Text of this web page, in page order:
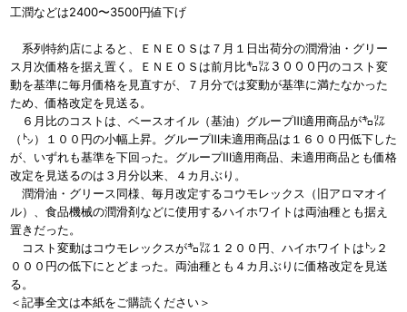
工潤などは2400〜3500円値下げ
系列特約店によると、ＥＮＥＯＳは７月１日出荷分の潤滑油・グリー
ス月次価格を据え置く。ＥＮＥＯＳは前月比㌔㍑３０００円のコスト変
動を基準に毎月価格を見直すが、７月分では変動が基準に満たなかった
ため、価格改定を見送る。
６月比のコストは、ベースオイル（基油）グループⅢ適用商品が㌔㍑
（㌧）１００円の小幅上昇。グループⅢ未適用商品は１６００円低下した
が、いずれも基準を下回った。グループⅢ適用商品、未適用商品とも価格
改定を見送るのは３月分以来、４カ月ぶり。
潤滑油・グリース同様、毎月改定するコウモレックス（旧アロマオイ
ル）、食品機械の潤滑剤などに使用するハイホワイトは両油種とも据え
置きだった。
コスト変動はコウモレックスが㌔㍑１２００円、ハイホワイトは㌧２
０００円の低下にとどまった。両油種とも４カ月ぶりに価格改定を見送
る。
＜記事全文は本紙をご購読ください＞